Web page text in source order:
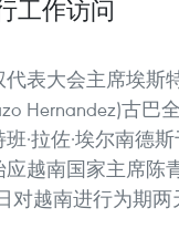
工作访问
表大会主席埃斯
Hernandez)古巴
·拉佐·埃尔南德斯
越南国家主席陈
对越南进行为期